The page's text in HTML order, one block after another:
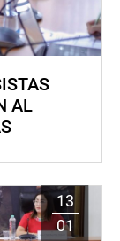
AL
13
01